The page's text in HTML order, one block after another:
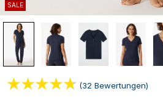
SALE
(32 Bewertungen)